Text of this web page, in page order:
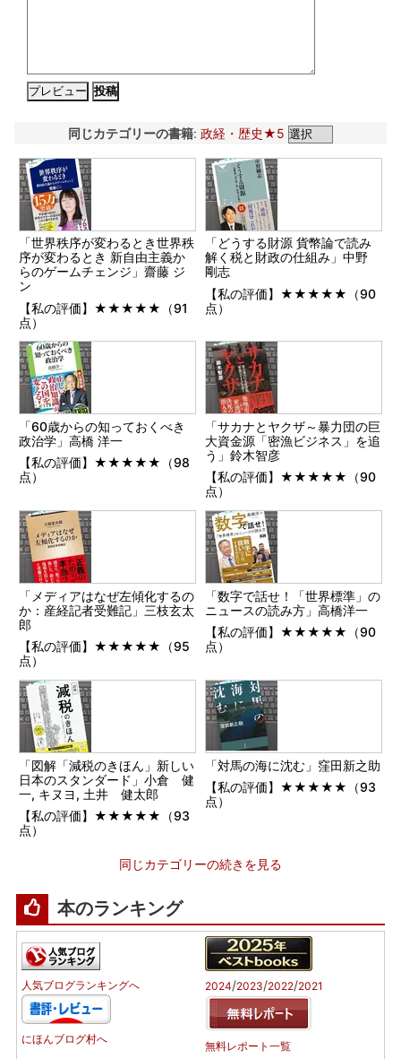
同じカテゴリーの書籍: 政経・歴史★5
「世界秩序が変わるとき世界秩
序が変わるとき 新自由主義か
らのゲームチェンジ」齋藤 ジ
ン
【私の評価】★★★★★（91
点）
「どうする財源 貨幣論で読み
解く税と財政の仕組み」中野
剛志
【私の評価】★★★★★（90
点）
「60歳からの知っておくべき
政治学」高橋 洋一
【私の評価】★★★★★（98
点）
「サカナとヤクザ～暴力団の巨
大資金源「密漁ビジネス」を追
う」鈴木智彦
【私の評価】★★★★★（90
点）
「メディアはなぜ左傾化するの
か：産経記者受難記」三枝玄太
郎
【私の評価】★★★★★（95
点）
「数字で話せ！「世界標準」の
ニュースの読み方」高橋洋一
【私の評価】★★★★★（90
点）
「図解「減税のきほん」新しい
日本のスタンダード」小倉 健
一, キヌヨ, 土井 健太郎
【私の評価】★★★★★（93
点）
「対馬の海に沈む」窪田新之助
【私の評価】★★★★★（93
点）
同じカテゴリーの続きを見る
本のランキング
人気ブログランキングへ
にほんブログ村へ
2024/2023/2022/2021
無料レポート一覧